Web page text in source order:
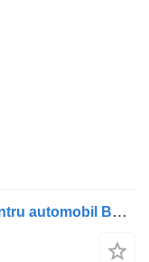
Aripă plastic BMW 41007492363 pentru automobil BMW X5 GO5